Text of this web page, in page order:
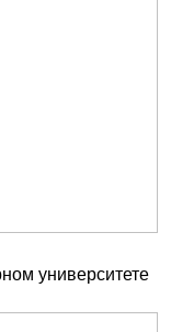
университете